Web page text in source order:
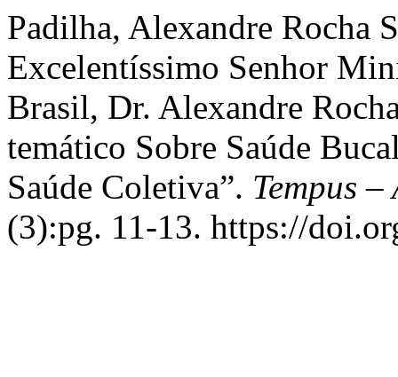
Padilha, Alexandre Rocha
Excelentíssimo Senhor
Brasil, Dr. Alexandre
temático Sobre Saúde
Saúde Coletiva”. Tempus
(3):pg. 11-13. https://